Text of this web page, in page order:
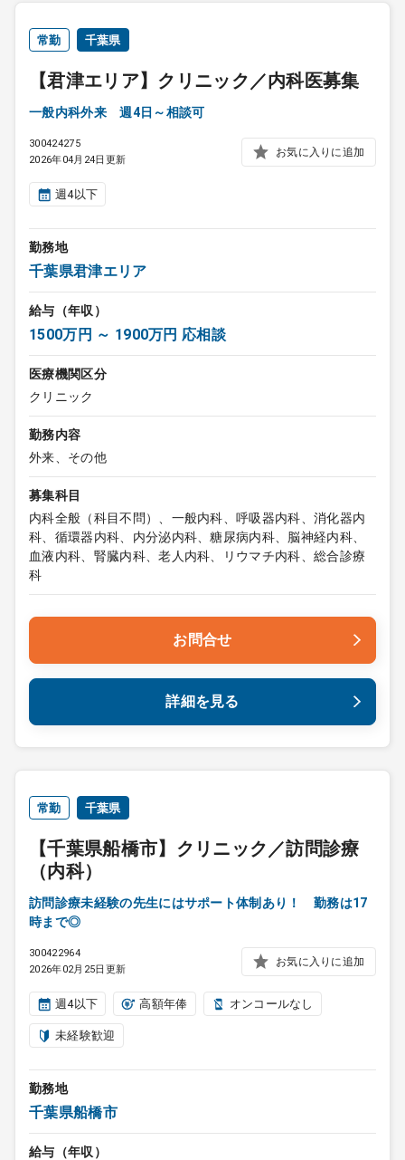
常勤 千葉県
【君津エリア】クリニック／内科医募集
一般内科外来 週4日～相談可
300424275
2026年04月24日更新
お気に入りに追加
週4以下
勤務地
千葉県君津エリア
給与（年収）
1500万円 ～ 1900万円 応相談
医療機関区分
クリニック
勤務内容
外来、その他
募集科目
内科全般（科目不問）、一般内科、呼吸器内科、消化器内
科、循環器内科、内分泌内科、糖尿病内科、脳神経内科、
血液内科、腎臓内科、老人内科、リウマチ内科、総合診療
科
お問合せ
詳細を見る
常勤 千葉県
【千葉県船橋市】クリニック／訪問診療
（内科）
訪問診療未経験の先生にはサポート体制あり！ 勤務は17
時まで◎
300422964
2026年02月25日更新
お気に入りに追加
週4以下 高額年俸 オンコールなし
未経験歓迎
勤務地
千葉県船橋市
給与（年収）